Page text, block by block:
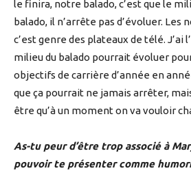
le finira, notre balado, c’est que le
balado, il n’arrête pas d’évoluer. Les
c’est genre des plateaux de télé. J’ai
milieu du balado pourrait évoluer
objectifs de carrière d’année en
que ça pourrait ne jamais arrêter,
être qu’à un moment on va vouloir
As-tu peur d’être trop associé à
pouvoir te présenter comme